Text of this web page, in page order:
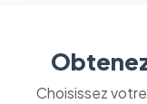
Choisissez